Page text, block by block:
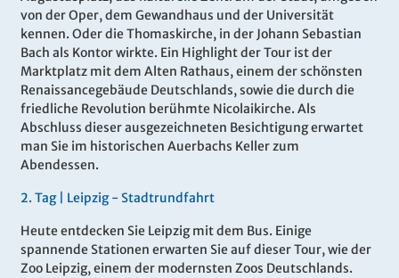
von der Oper, dem Gewandhaus und der Universität
kennen. Oder die Thomaskirche, in der Johann Sebastian
Bach als Kontor wirkte. Ein Highlight der Tour ist der
Marktplatz mit dem Alten Rathaus, einem der schönsten
Renaissancegebäude Deutschlands, sowie die durch die
friedliche Revolution berühmte Nicolaikirche. Als
Abschluss dieser ausgezeichneten Besichtigung erwartet
man Sie im historischen Auerbachs Keller zum
Abendessen.
2. Tag | Leipzig - Stadtrundfahrt
Heute entdecken Sie Leipzig mit dem Bus. Einige
spannende Stationen erwarten Sie auf dieser Tour, wie der
Zoo Leipzig, einem der modernsten Zoos Deutschlands.